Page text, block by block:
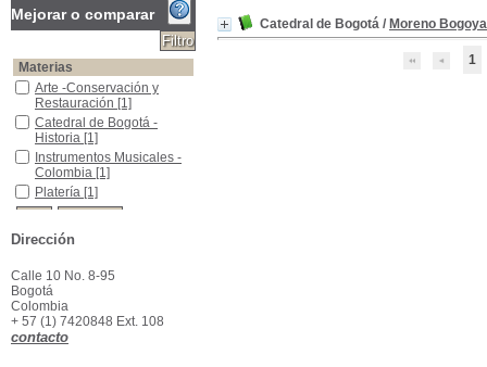
Catedral de Bogotá / Moreno
1
Mejorar o comparar
Materias
Arte -Conservación y Restauración
Arte -Conservación y
Restauración [1]
Catedral de Bogotá -Historia
Catedral de Bogotá -
Historia [1]
Instrumentos Musicales - Colombia
Instrumentos Musicales -
Colombia [1]
PlateríaPlatería [1]
Dirección
Calle 10 No. 8-95
Bogotá
Colombia
+ 57 (1) 7420848 Ext. 108
contacto